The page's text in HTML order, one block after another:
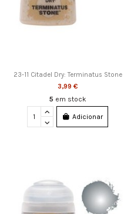
23-11 Citadel Dry: Terminatus Stone
3,99 €
5 em stock
Adicionar